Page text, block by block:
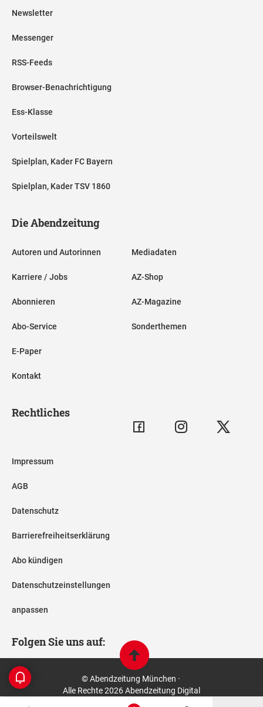
Newsletter
Messenger
RSS-Feeds
Browser-Benachrichtigung
Ess-Klasse
Vorteilswelt
Spielplan, Kader FC Bayern
Spielplan, Kader TSV 1860
Die Abendzeitung
Autoren und Autorinnen
Karriere / Jobs
Abonnieren
Abo-Service
E-Paper
Kontakt
Mediadaten
AZ-Shop
AZ-Magazine
Sonderthemen
Rechtliches
Impressum
AGB
Datenschutz
Barrierefreiheitserklärung
Abo kündigen
Datenschutzeinstellungen
anpassen
Folgen Sie uns auf:
© Abendzeitung München ·
Alle Rechte 2026 Abendzeitung Digital